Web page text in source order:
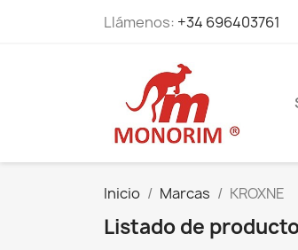
Llámenos: +34 696403761
Inicio Marcas KROXNE
Listado de